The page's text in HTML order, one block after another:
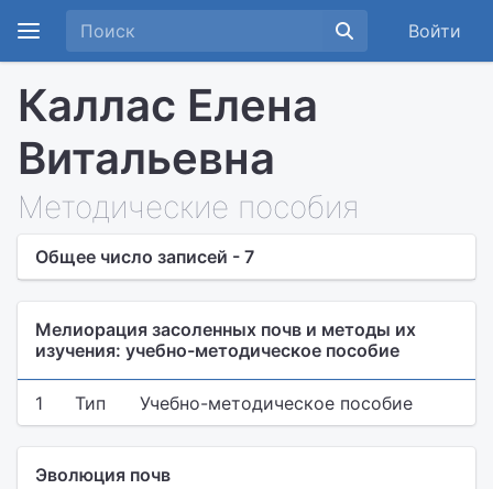
Войти
Каллас Елена
Витальевна
Методические пособия
Общее число записей - 7
Мелиорация засоленных почв и методы их
изучения: учебно-методическое пособие
1 Тип Учебно-методическое пособие
Эволюция почв